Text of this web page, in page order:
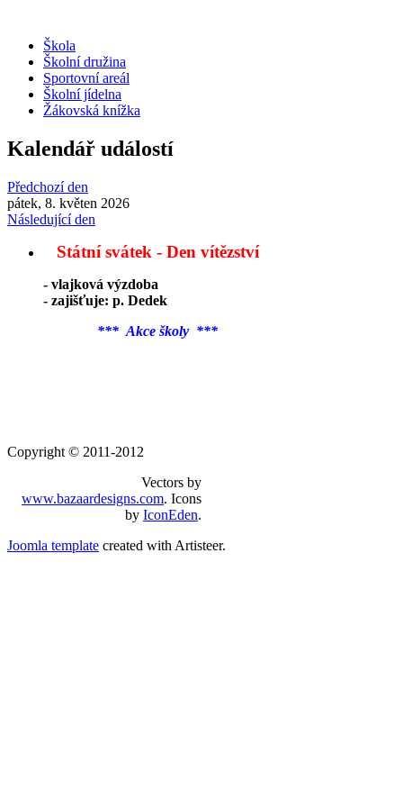
Škola
Školní družina
Sportovní areál
Školní jídelna
Žákovská knížka
Kalendář událostí
Předchozí den
pátek, 8. květen 2026
Následující den
Státní svátek - Den vítězství
- vlajková výzdoba
- zajišťuje: p. Dedek
*** Akce školy ***
Copyright © 2011-2012
Vectors by
www.bazaardesigns.com. Icons
by IconEden.
Joomla template created with Artisteer.